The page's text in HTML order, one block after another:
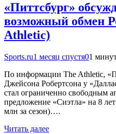
«Питтсбург»
возможный обмен
Athletic)
Sports.ru1 месяц спустя01
По информации The Athletic,
Джейсона Робертсона у
стал ограниченно свободным
предложение «Сиэтла» на 8
млн за сезон)….
Читать далее